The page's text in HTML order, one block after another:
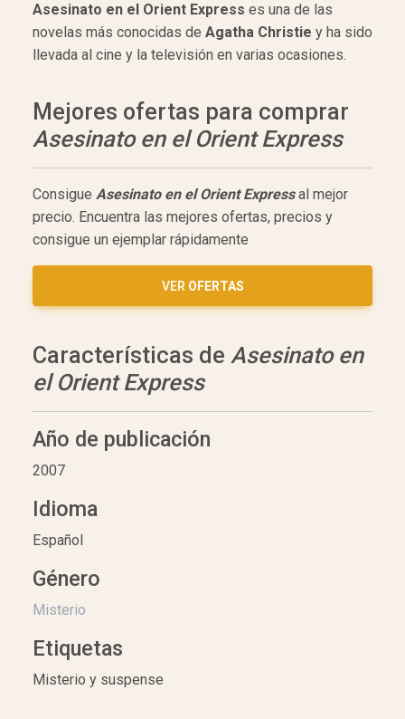
Asesinato en el Orient Express es una de las
novelas más conocidas de Agatha Christie y ha sido
llevada al cine y la televisión en varias ocasiones.
Mejores ofertas para comprar
Asesinato en el Orient Express
Consigue Asesinato en el Orient Expressal mejor
precio. Encuentra las mejores ofertas, precios y
consigue un ejemplar rápidamente
VER OFERTAS
Características de Asesinato en
el Orient Express
Año de publicación
2007
Idioma
Español
Género
Misterio
Etiquetas
Misterio y suspense